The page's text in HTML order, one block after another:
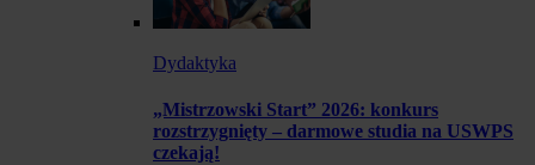
Dydaktyka
„Mistrzowski Start” 2026: konkurs
rozstrzygnięty – darmowe studia na USWPS
czekają!